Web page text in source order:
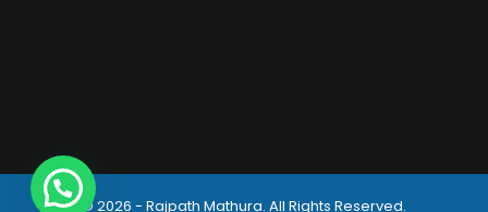
© 2026 - Rajpath Mathura. All Rights Reserved.